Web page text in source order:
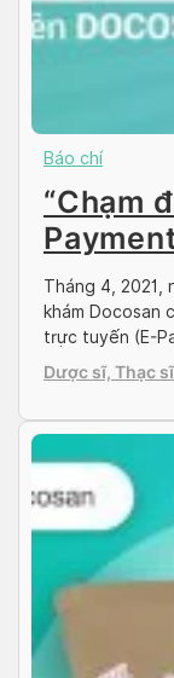
Báo chí
“Chạm
Tháng 4, 2021,
khám Docosan
trực tuyến (E-
thanh toán chi
minh. Đồng
Dược sĩ, Thạc